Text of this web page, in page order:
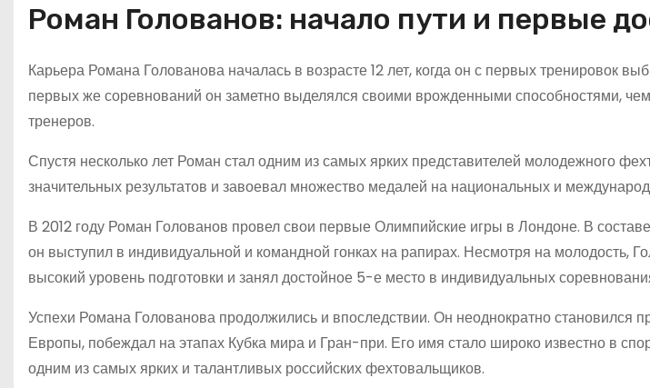
Роман Голованов: начало пути и первые
Карьера Романа Голованова началась в возрасте 12 лет, когда он с первых тренировок
первых же соревнований он заметно выделялся своими врожденными способностями,
тренеров.
Спустя несколько лет Роман стал одним из самых ярких представителей молодежного
значительных результатов и завоевал множество медалей на национальных и
В 2012 году Роман Голованов провел свои первые Олимпийские игры в Лондоне. В
он выступил в индивидуальной и командной гонках на рапирах. Несмотря на молодость,
высокий уровень подготовки и занял достойное 5-е место в индивидуальных
Успехи Романа Голованова продолжились и впоследствии. Он неоднократно становился
Европы, побеждал на этапах Кубка мира и Гран-при. Его имя стало широко известно в
одним из самых ярких и талантливых российских фехтовальщиков.